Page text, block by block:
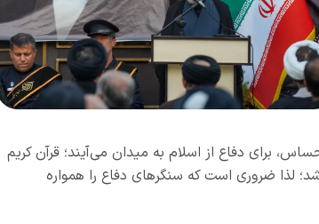
برای دفاع از اسلام به میدان می‌آیند؛ قرآن کریم
لذا ضروری است که سنگرهای دفاع را همواره